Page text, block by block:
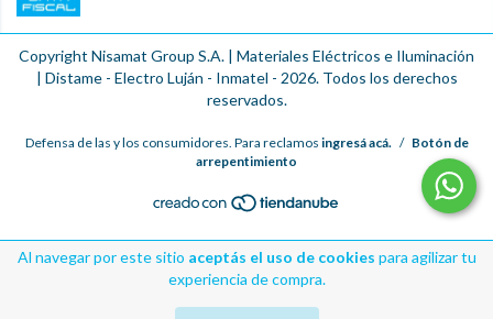
Al navegar por este sitio aceptás el uso de cookies para agilizar tu
experiencia de compra.
Copyright Nisamat Group S.A. | Materiales Eléctricos e Iluminación
| Distame - Electro Luján - Inmatel - 2026. Todos los derechos
reservados.
Defensa de las y los consumidores. Para reclamos ingresá acá. / Botón de
arrepentimiento